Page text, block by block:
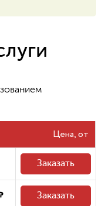
Цена
Заказать
Заказать